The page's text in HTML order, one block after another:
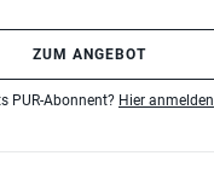
ZUM ANGEBOT
PUR-Abonnent? Hier anmelden